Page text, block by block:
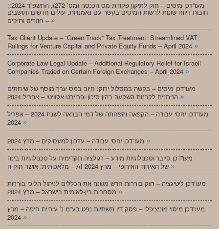
;מעו”דכן מיסים – חוק לתיקון פקודת מס הכנסה (מס’ 272), התשפ”ד-2024:
חובות דיווח שונות לרשות המיסים בקשר עם נאמנויות, עולים חדשים ותושבים
חוזרים ותיקים – »
Tax Client Update – “Green Track” Tax Treatment: Streamlined VAT
Rulings for Venture Capital and Private Equity Funds – April 2024 »
Corporate Law Legal Update – Additional Regulatory Relief for Israeli
Companies Traded on Certain Foreign Exchanges – April 2024 »
מעו”דכן מיסים – בקשה במסלול ירוק: חיוב במס ערך מוסף של שירותים
»
מעו”דכן יחסי עבודה – הקפאה והפחתה של דמי הבראה לשנת 2024 – אפריל
»
»
מעו”דכן סייבר וטכנולוגיות מידע – רגולציה תקדימית על טכנולוגיות בינה
»
מעו”דכן ליטיגציה – חוק בוררות חדש משנה את הכללים לניהול הליכי בוררות
»
מעו”דכן מיסוי מוניציפלי – פסק דין תשתיות נפט בע”מ נ’ עיריית חיפה – מרץ
»